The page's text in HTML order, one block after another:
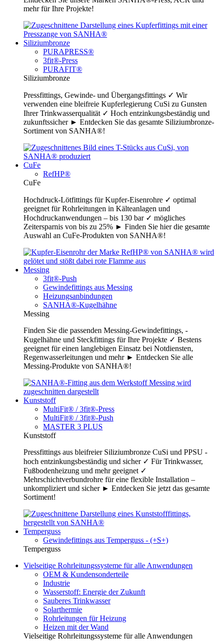
mehr für Ihre Projekte!
Siliziumbronze
PURAPRESS®
3fit®-Press
PURAFIT®
Siliziumbronze
Pressfittings, Gewinde- und Übergangsfittings ✓ Wir
verwenden eine bleifreie Kupferlegierung CuSi zu Gunsten
Ihrer Trinkwasserqualität ✓ Hoch entzinkungsbeständig und
zukunftssicher ► Entdecken Sie das gesamte Siliziumbronze-
Sortiment von SANHA®!
CuFe
RefHP®
CuFe
Hochdruck-Lötfittings für Kupfer-Eisenrohre ✓ optimal
geeignet für Rohrleitungen in Kälteanlagen und
Hochdruckanwendungen – bis 130 bar ✓ mögliches
Zeitersparnis von bis zu 25% ► Finden Sie hier die gesamte
Auswahl an CuFe-Produkten von SANHA®!
Messing
3fit®-Push
Gewindefittings aus Messing
Heizungsanbindungen
SANHA®-Kugelhähne
Messing
Finden Sie die passenden Messing-Gewindefittings, -
Kugelhähne und Steckfittings für Ihre Projekte ✓ Bestens
geeignet für einen langlebigen Einsatz bei Notdiensten,
Regenwasserleitungen und mehr ► Entdecken Sie alle
Messing-Produkte von SANHA®!
Kunststoff
MultiFit® / 3fit®-Press
MultiFit® / 3fit®-Push
MASTER 3 PLUS
Kunststoff
Pressfittings aus bleifreier Siliziumbronze CuSi und PPSU -
hoch entzinkungsbeständig und sicher ✓ Für Trinkwasser,
Fußbodenheizung und mehr geeignet ✓
Mehrschichtverbundrohre für eine flexible Installation –
unkompliziert und sicher ► Entdecken Sie jetzt das gesamte
Sortiment!
Temperguss
Gewindefittings aus Temperguss - (+S+)
Temperguss
Vielseitige Rohrleitungssysteme für alle Anwendungen
OEM & Kundensonderteile
Industrie
Wasserstoff: Energie der Zukunft
Sauberes Trinkwasser
Solarthermie
Rohrleitungen für Heizung
Heizen mit der Wand
Vielseitige Rohrleitungssysteme für alle Anwendungen